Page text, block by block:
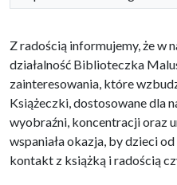
Z radością informujemy, że w
działalność Biblioteczka
zainteresowania, które
Książeczki, dostosowane dla
wyobraźni, koncentracji oraz
wspaniała okazja, by dzieci
kontakt z książką i radością